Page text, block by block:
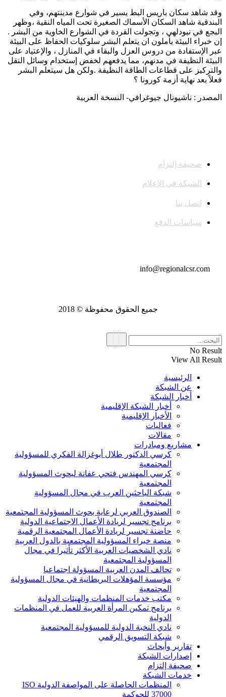
وقد شاهد سكان باريس البط يسير في شوارع مدينتهم، وفي
البندقية شاهد السكان الأسماك الصغيرة تحت المياه النقية ،وظهر
البجع في نيودلهي ، وتجولت القردة في الشوارع الخاوية من البشر .
إن خبراء البيئة يأملون ان يتعلم البشر سلوكيات الحفاظ على البيئة
عبر الإستفادة من دروس العزل والبقاء في المنازل ، والإعتياد على
البيئة النظيفة في مدنهم، مما يدفعهم لخفض إستخدام وسائل النقل
والتركيز على قطاعات الطاقة النظيفة .ولكن هل سيتعلم البشر
فعلاً بعد نهاية أزمة كورونا ؟
المصدر : ناشيونال جيوغرافي- النسخة العربية
صحيفة إلتزام
الشبكة في الإعلام
اتصل بنا
سياسات الدفع
جميع الحقوق محفوظة © 2018
No Result
View All Result
الرئيسية
عن الشبكة
أخبار الشبكة
أخبار الشبكة الإقليمية
الأخبار الإقليمية
فعاليات
مقالات
مشاريع ومبادرات
كرسي الدكتور طلال أبوغزالة الفكري للمسؤولية
المجتمعية
كرسي المهندس فتحي عفانة لبحوث المسؤولية
المجتمعية
شبكة الباحثين العرب في مجال المسؤولية
المجتمعية
الصندوق العربي لرعاية بحوث المسؤولية المجتمعية
برنامج تجسير لريادة الأعمال الاجتماعية الدولية
حاضنة تجسير لريادة الأعمال المجتمعية الرقمية
منصة خبراء المسؤولية المجتمعية بالدول العربية
نادي الشخصيات العربية الأكثر تأثيرا في مجال
المسؤولية المجتمعية
تحالف المدن العربية المسؤولة اجتماعيا
مؤسسة المؤهلات البريطانية في مجال المسؤولية
المجتمعية
مكتب خدمات المنظمات والهيئات الدولية
برنامج تمكين المرأة العربية للعمل في المنظمات
الدولية
نادي النخبة الدولية للمسؤولية المجتمعية
شبكة التسويق الرقمي
تقارير وأبحاث
إصدارات الشبكة
صحيفة إلتزام
خدمات الشبكة
المنظمات الحاصلة على المواصفة الدولية ISO
37000 للحوكمة